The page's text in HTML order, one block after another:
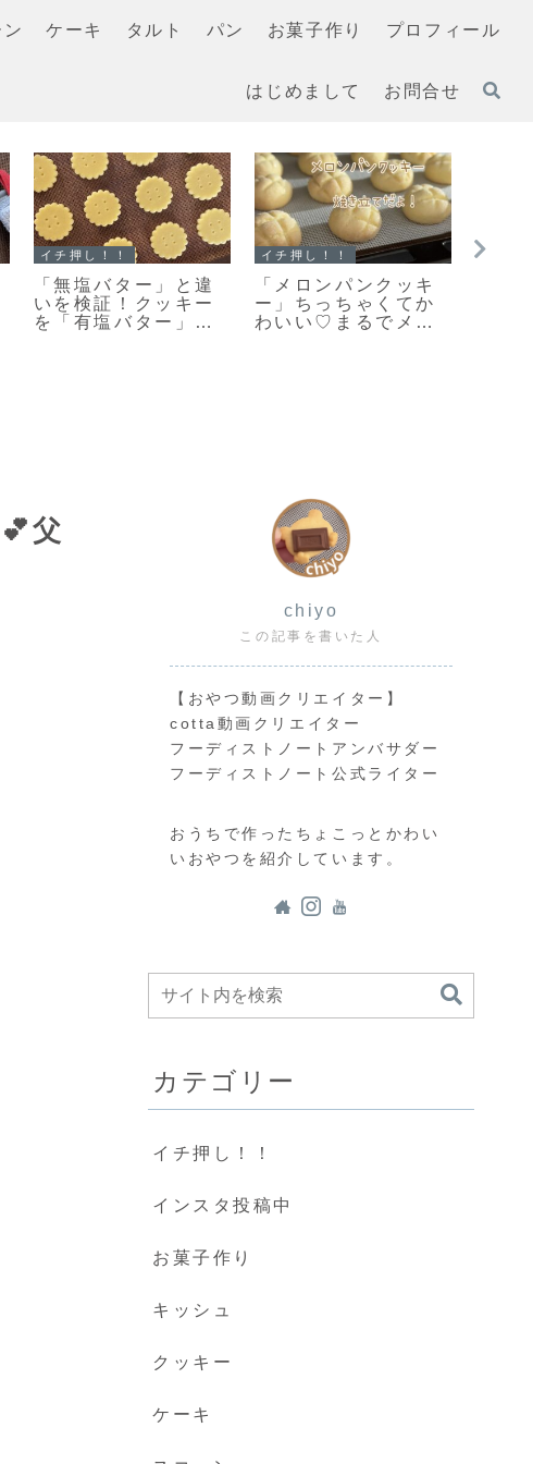
ケーキ タルト パン お菓子作り プロフィール
はじめまして お問合せ
スコーン
【レシピ】リスドォ
ルで作るスコーン♡
やってみたらめちゃ
クッキー
「何枚食べてい
い？」うちの大人気
おやつ♡栗原はるみ
イチ押
父
chiyo
この記事を書いた人
【おやつ動画クリエイター】
cotta動画クリエイター
フーディストノートアンバサダー
フーディストノート公式ライター
おうちで作ったちょこっとかわい
いおやつを紹介しています。
カテゴリー
イチ押し！！
インスタ投稿中
お菓子作り
キッシュ
クッキー
ケーキ